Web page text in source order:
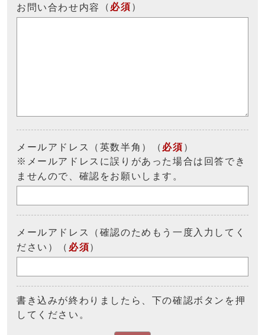
お問い合わせ内容 （ 必須 ）
メールアドレス（英数半角）（ 必須 ）
※メールアドレスに誤りがあった場合は回答でき
ませんので、確認をお願いします。
メールアドレス（確認のためもう一度入力してく
ださい）（ 必須）
書き込みが終わりましたら、下の確認ボタンを押
してください。